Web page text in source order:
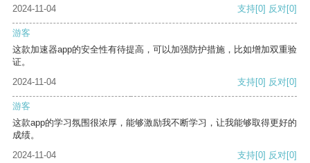
2024-11-04
支持[0] 反对[0]
游客
这款加速器app的安全性有待提高，可以加强防护措施，比如增加双重验
证。
2024-11-04
支持[0] 反对[0]
游客
这款app的学习氛围很浓厚，能够激励我不断学习，让我能够取得更好的
成绩。
2024-11-04
支持[0] 反对[0]